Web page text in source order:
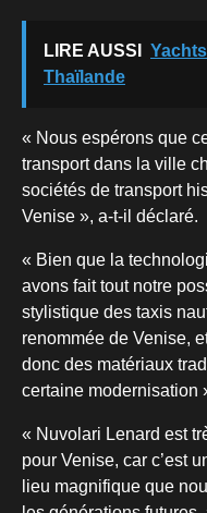
LIRE AUSSI
Thaïlande
« Nous espérons que
transport dans la ville
sociétés de transport
Venise », a-t-il déclaré.
« Bien que la
avons fait tout notre
stylistique des taxis
renommée de Venise,
donc des matériaux
certaine modernisation
« Nuvolari Lenard est
pour Venise, car c’est
lieu magnifique que